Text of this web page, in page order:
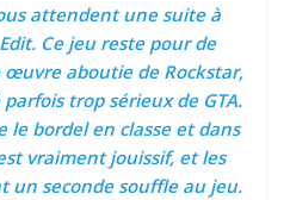
attendent une suite à
Ce jeu reste pour de
œuvreaboutie de Rockstar,
trop sérieux de GTA.
le bordel en classe et dans
vraiment jouissif, et les
un seconde souffle au jeu.